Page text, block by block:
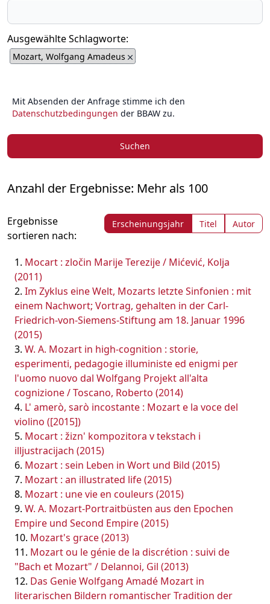
Ausgewählte Schlagworte:
Mozart, Wolfgang Amadeus
Mit Absenden der Anfrage stimme ich den
Datenschutzbedingungen der BBAW zu.
Suchen
Anzahl der Ergebnisse: Mehr als 100
Ergebnisse
sortieren nach:
Erscheinungsjahr Titel Autor
Mocart : zločin Marije Terezije / Mićević, Kolja
(2011)
Im Zyklus eine Welt, Mozarts letzte Sinfonien : mit
einem Nachwort; Vortrag, gehalten in der Carl-
Friedrich-von-Siemens-Stiftung am 18. Januar 1996
(2015)
W. A. Mozart in high-cognition : storie,
esperimenti, pedagogie illuministe ed enigmi per
l'uomo nuovo dal Wolfgang Projekt all'alta
cognizione / Toscano, Roberto (2014)
L' amerò, sarò incostante : Mozart e la voce del
violino ([2015])
Mocart : žizn' kompozitora v tekstach i
illjustracijach (2015)
Mozart : sein Leben in Wort und Bild (2015)
Mozart : an illustrated life (2015)
Mozart : une vie en couleurs (2015)
W. A. Mozart-Portraitbüsten aus den Epochen
Empire und Second Empire (2015)
Mozart's grace (2013)
Mozart ou le génie de la discrétion : suivi de
"Bach et Mozart" / Delannoi, Gil (2013)
Das Genie Wolfgang Amadé Mozart in
literarischen Bildern romantischer Tradition der